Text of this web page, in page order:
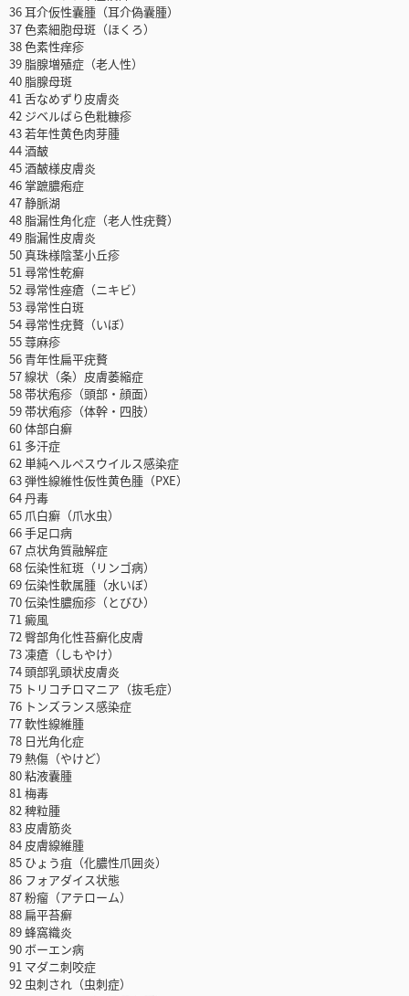
36 耳介仮性囊腫（耳介偽囊腫）
37 色素細胞母斑（ほくろ）
38 色素性痒疹
39 脂腺増殖症（老人性）
40 脂腺母斑
41 舌なめずり皮膚炎
42 ジベルばら色粃糠疹
43 若年性黄色肉芽腫
44 酒皶
45 酒皶様皮膚炎
46 掌蹠膿疱症
47 静脈湖
48 脂漏性角化症（老人性疣贅）
49 脂漏性皮膚炎
50 真珠様陰茎小丘疹
51 尋常性乾癬
52 尋常性痤瘡（ニキビ）
53 尋常性白斑
54 尋常性疣贅（いぼ）
55 蕁麻疹
56 青年性扁平疣贅
57 線状（条）皮膚萎縮症
58 帯状疱疹（頭部・顔面）
59 帯状疱疹（体幹・四肢）
60 体部白癬
61 多汗症
62 単純ヘルペスウイルス感染症
63 弾性線維性仮性黄色腫（PXE）
64 丹毒
65 爪白癬（爪水虫）
66 手足口病
67 点状角質融解症
68 伝染性紅斑（リンゴ病）
69 伝染性軟属腫（水いぼ）
70 伝染性膿痂疹（とびひ）
71 癜風
72 臀部角化性苔癬化皮膚
73 凍瘡（しもやけ）
74 頭部乳頭状皮膚炎
75 トリコチロマニア（抜毛症）
76 トンズランス感染症
77 軟性線維腫
78 日光角化症
79 熱傷（やけど）
80 粘液囊腫
81 梅毒
82 稗粒腫
83 皮膚筋炎
84 皮膚線維腫
85 ひょう疽（化膿性爪囲炎）
86 フォアダイス状態
87 粉瘤（アテローム）
88 扁平苔癬
89 蜂窩織炎
90 ボーエン病
91 マダニ刺咬症
92 虫刺され（虫刺症）